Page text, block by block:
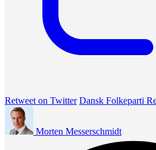
Retweet on Twitter Dansk Folkeparti
Morten Messerschmidt